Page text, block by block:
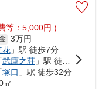
等：5,000円 )
3万円
花」駅 徒歩7分
武庫之荘」駅 徒歩28分
塚口 」駅 徒歩32分
㎡